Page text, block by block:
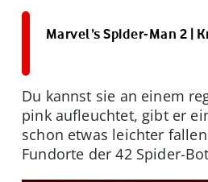
Marvel’s Spider-Man 2 |
Du kannst sie an einem
pink aufleuchtet, gibt er
schon etwas leichter
Fundorte der 42 Spider-